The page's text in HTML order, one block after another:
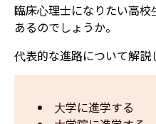
臨床心理士になりたい高
あるのでしょうか。
代表的な進路について解説
大学に進学する